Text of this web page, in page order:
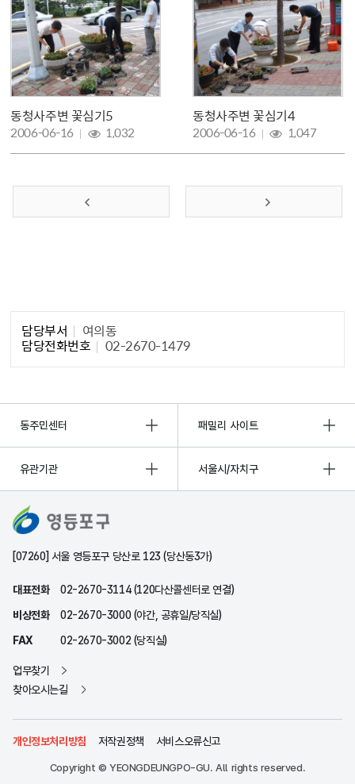
동청사주변 꽃심기5
2006-06-16 1,032
동청사주변 꽃심기4
2006-06-16 1,047
이전 페이지 다음 페이지
담당부서 여의동
담당전화번호 02-2670-1479
동주민센터 패밀리 사이트
유관기관 서울시/자치구
[07260] 서울 영등포구 당산로 123 (당산동3가)
대표전화
02-2670-3114 (120다산콜센터로 연결)
비상전화
02-2670-3000 (야간, 공휴일/당직실)
FAX
02-2670-3002 (당직실)
업무찾기
찾아오시는길
개인정보처리방침 저작권정책 서비스오류신고
Copyright © YEONGDEUNGPO-GU. All rights reserved.